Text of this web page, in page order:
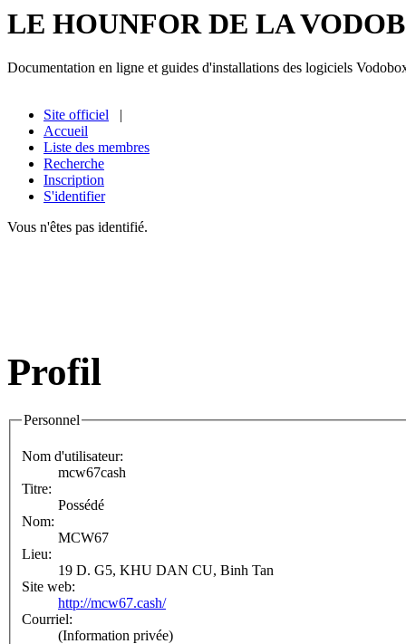
LE HOUNFOR DE LA
Documentation en ligne et guides d'installations des logiciels
Site officiel |
Accueil
Liste des membres
Recherche
Inscription
S'identifier
Vous n'êtes pas identifié.
Profil
Personnel
Nom d'utilisateur:
mcw67cash
Titre:
Possédé
Nom:
MCW67
Lieu:
19 D. G5, KHU DAN CU, Binh Tan
Site web:
http://mcw67.cash/
Courriel:
(Information privée)